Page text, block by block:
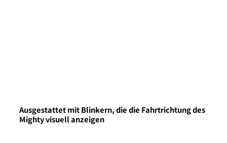
Ausgestattet mit Blinkern, die die Fahrtrichtung des
Mighty visuell anzeigen